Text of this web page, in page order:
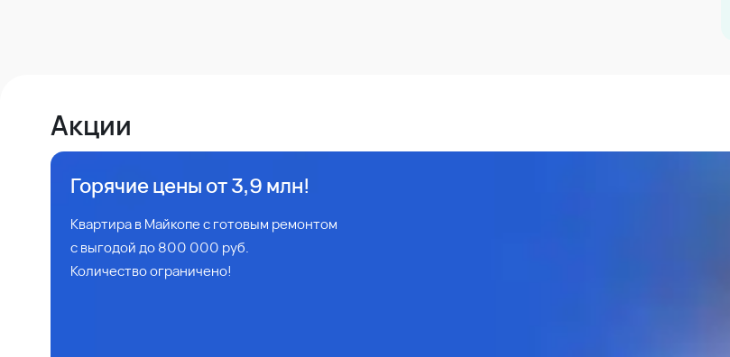
Акции
Горячие цены от 3,9 млн!
Квартира в Майкопе с готовым ремонтом
с выгодой до 800 000 руб.
Количество ограничено!